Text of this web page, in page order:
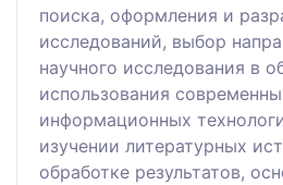
поиска, оформления и
исследований, выбор
научного исследования в
использования
информационных
изучении литературных
обработке результатов,